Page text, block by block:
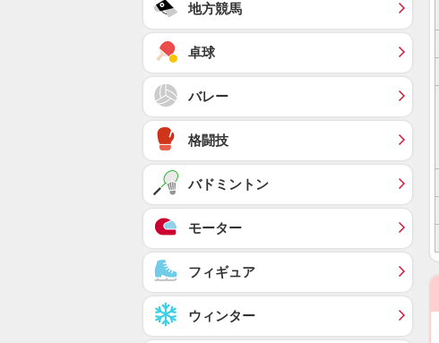
地方競馬
卓球
バレー
格闘技
バドミントン
モーター
フィギュア
ウィンター